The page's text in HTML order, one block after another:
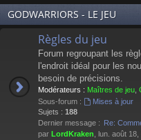
ur
ci
m
s
GODWARRIORS - LE JEU
Règles du jeu
Forum regroupant les
l'endroit idéal pour les
besoin de précisions.
Modérateurs : Maîtres de jeu
Sous-forum :
Mises à jour
Sujets : 188
Dernier message : Re:
par LordKraken , lun. août